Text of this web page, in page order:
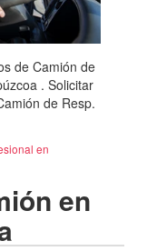
de Camión de
. Solicitar
de Resp.
en
en